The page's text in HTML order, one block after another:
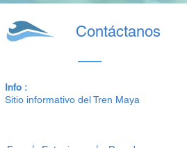
Contáctanos
Info :
Sitio informativo del Tren Maya